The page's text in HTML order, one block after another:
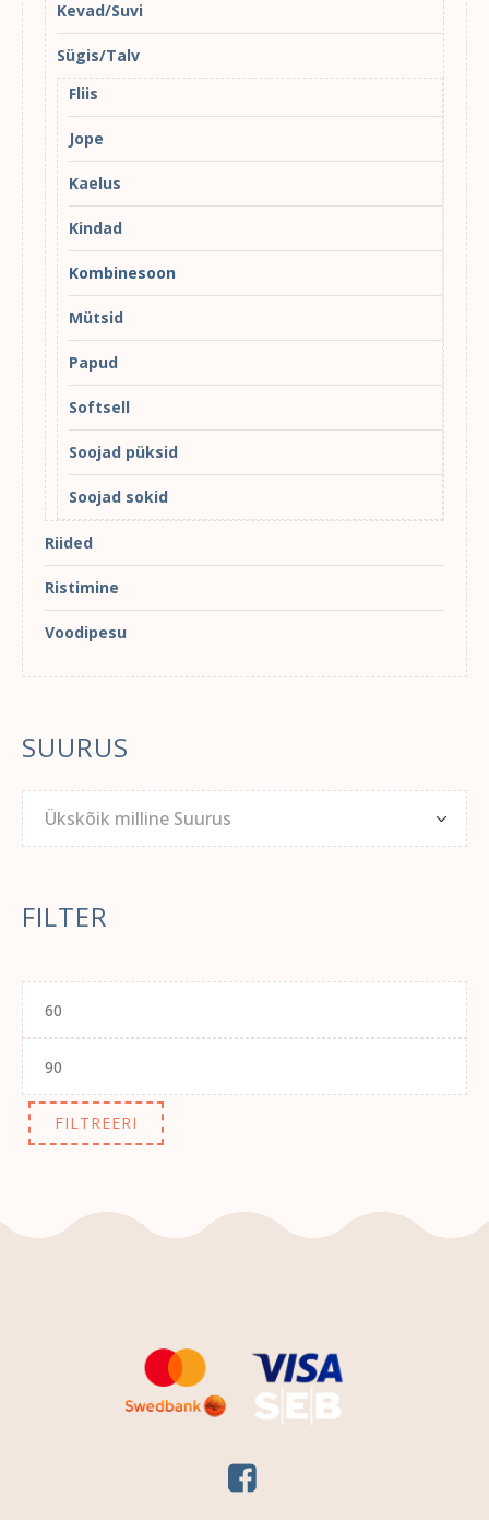
Kevad/Suvi
Sügis/Talv
Fliis
Jope
Kaelus
Kindad
Kombinesoon
Mütsid
Papud
Softsell
Soojad püksid
Soojad sokid
Riided
Ristimine
Voodipesu
SUURUS
Ükskõik milline Suurus
FILTER
Minimaalne
hind
Maksimaalne
hind
FILTREERI